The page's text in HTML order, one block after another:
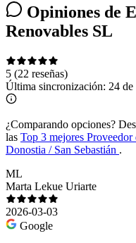
Opiniones de
Renovables SL
5 (22 reseñas)
Última sincronización: 24
¿Comparando opciones?
las Top 3 mejores Proveedor
Donostia / San Sebastián .
ML
Marta Lekue Uriarte
2026-03-03
Google